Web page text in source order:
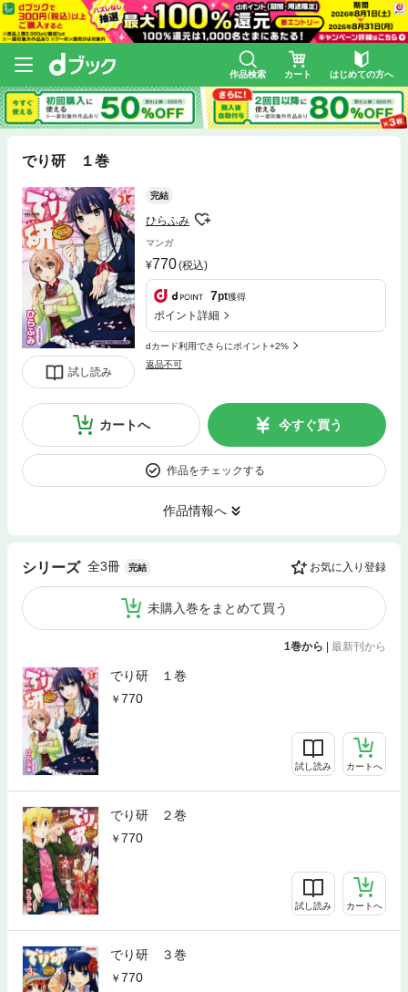
作品検索 カート はじめての方へ
でり研 １巻
試し読み
完結
ひらふみ
マンガ
770(税込)
7pt獲得
ポイント詳細
dカード利用でさらにポイント+2%
返品不可
カートへ 今すぐ買う
作品をチェックする
作品情報へ
シリーズ 全3冊 完結 お気に入り登録
未購入巻をまとめて買う
1巻から | 最新刊から
でり研 １巻
770
試し読み カートへ
でり研 ２巻
770
試し読み カートへ
でり研 ３巻
770